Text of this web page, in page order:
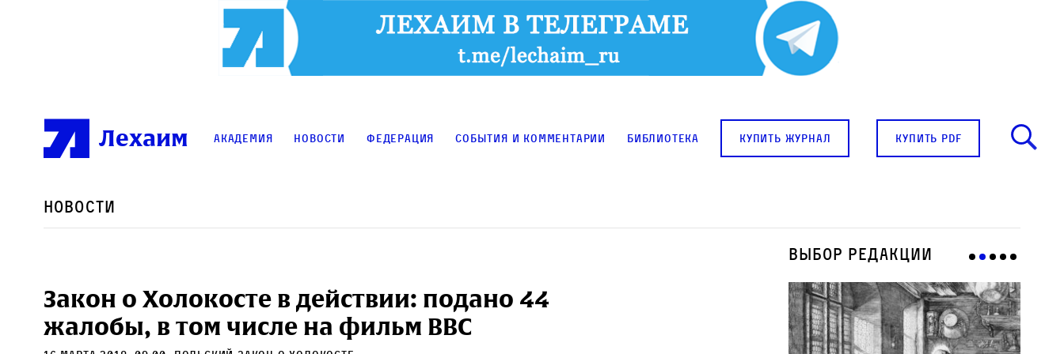
Лехаим Академия Новости Федерация События и комментарии Библиотека купить журнал купить pdf
Новости
Закон о Холокосте в действии: подано 44
жалобы, в том числе на фильм BBC
Выбор редакции